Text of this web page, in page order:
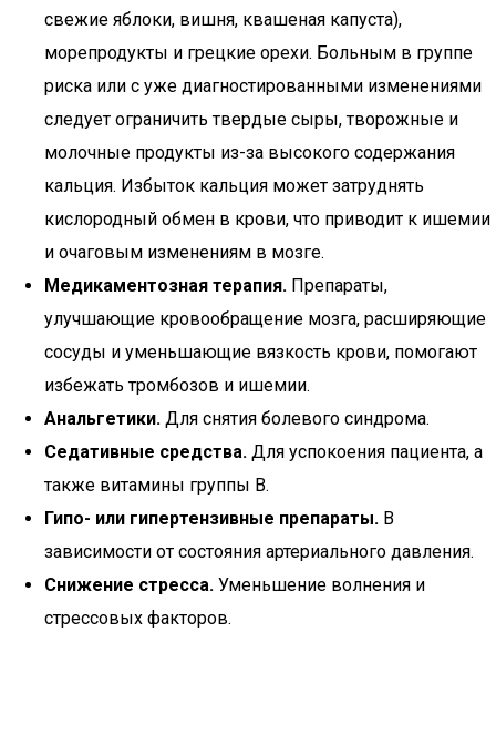
свежие яблоки, вишня, квашеная капуста),
морепродукты и грецкие орехи. Больным в группе
риска или с уже диагностированными изменениями
следует ограничить твердые сыры, творожные и
молочные продукты из-за высокого содержания
кальция. Избыток кальция может затруднять
кислородный обмен в крови, что приводит к ишемии
и очаговым изменениям в мозге.
Медикаментозная терапия. Препараты,
улучшающие кровообращение мозга, расширяющие
сосуды и уменьшающие вязкость крови, помогают
избежать тромбозов и ишемии.
Анальгетики. Для снятия болевого синдрома.
Седативные средства. Для успокоения пациента, а
также витамины группы В.
Гипо- или гипертензивные препараты. В
зависимости от состояния артериального давления.
Снижение стресса. Уменьшение волнения и
стрессовых факторов.